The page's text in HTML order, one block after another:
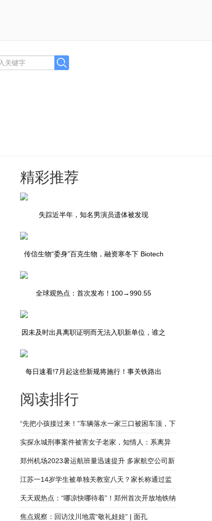
精彩推荐
失踪近半年，知名男演员遗体被发现
传信生物“委身”百克生物，融资寒冬下 Biotech
全球观热点：首次发布！100→990.55
因未及时出具离职证明而无法入职新单位，谁之
每日速看!7月起这些新规将施行！事关铁路出
行、消费者权益、低保标准
阅读排行
“先把小孩接过来！”车辆落水一家三口被困车顶，下
一秒村民跳水救人_快看
实探永城刑事案件被害女子老家，知情人：系离异
女子，亲人在外务工生活多年-今热点
郑州机场2023暑运航班量迅速提升 多家航空公司新
开或加密在郑运营航线
江苏一14岁学生被单独关教室八天？家长称通过监
控确定基本没给孩子上课
天天观热点：“哪凉快哪待着”！郑州首次开放地铁纳
凉点
焦点观察：回访汶川地震“敬礼娃娃” | 面孔